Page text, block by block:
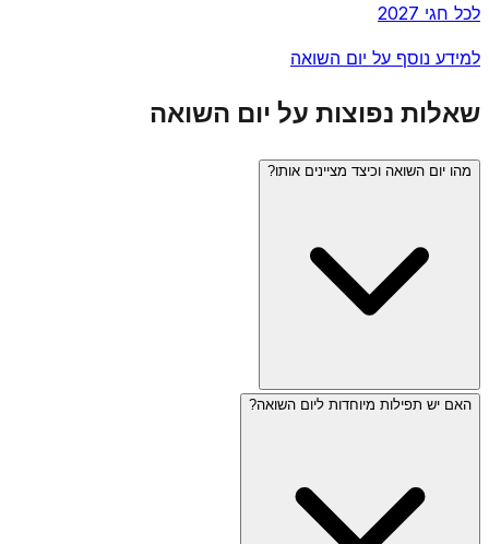
לכל חגי 2027
למידע נוסף על יום השואה
שאלות נפוצות על יום השואה
מהו יום השואה וכיצד מציינים אותו?
שישה אבוקות, ושורדי השואה מעידים. אתרי בידור ומסעדות
האם יש תפילות מיוחדות ליום השואה?